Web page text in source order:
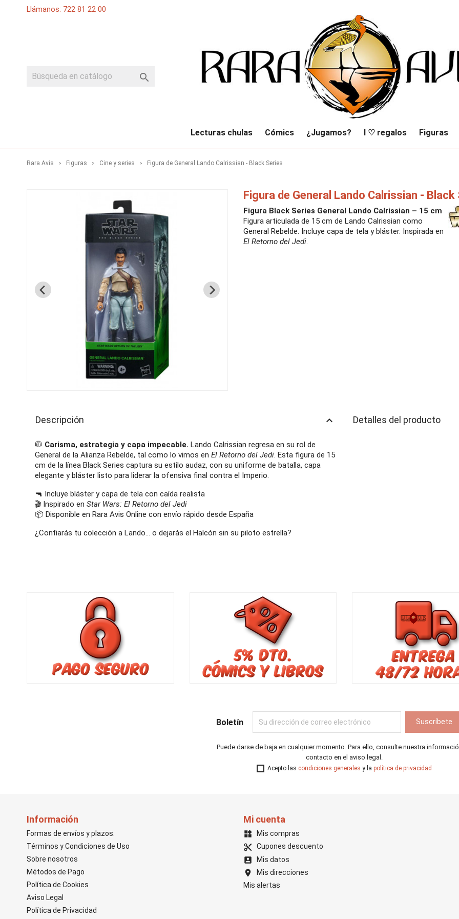
Llámanos: 722 81 22 00

Lecturas chulas Cómics ¿Jugamos? I ♡ regalos Figuras
Rara Avis Figuras Cine y series Figura de General Lando Calrissian - Black Series
Figura de General Lando Calrissian - Black
Figura Black Series General Lando Calrissian – 15 cm
Figura articulada de 15 cm de Lando Calrissian como
General Rebelde. Incluye capa de tela y bláster. Inspirada en
El Retorno del Jedi.
Descripción keyboard_arrow_up
🧥 Carisma, estrategia y capa impecable. Lando Calrissian regresa en su rol de
General de la Alianza Rebelde, tal como lo vimos en El Retorno del Jedi. Esta figura de 15
cm de la línea Black Series captura su estilo audaz, con su uniforme de batalla, capa
elegante y bláster listo para liderar la ofensiva final contra el Imperio.
🔫 Incluye bláster y capa de tela con caída realista
🎬 Inspirado en Star Wars: El Retorno del Jedi
📦 Disponible en Rara Avis Online con envío rápido desde España
¿Confiarás tu colección a Lando… o dejarás el Halcón sin su piloto estrella?
Detalles del producto
Boletín
Puede darse de baja en cualquier momento. Para ello, consulte nuestra
contacto en el aviso legal.
Acepto las condiciones generales y la política de privacidad
Información
Formas de envíos y plazos:
Términos y Condiciones de Uso
Sobre nosotros
Métodos de Pago
Política de Cookies
Aviso Legal
Política de Privacidad
Mi cuenta
widgets Mis compras
content_cut Cupones descuento
account_box Mis datos
location_on
Mis direcciones
Mis alertas